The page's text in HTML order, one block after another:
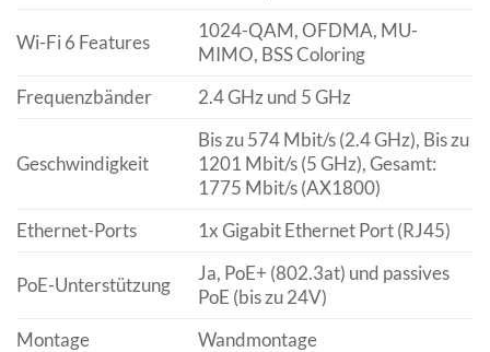
Wi-Fi 6 Features
1024-QAM, OFDMA, MU-
MIMO, BSS Coloring
Frequenzbänder
2.4 GHz und 5 GHz
Geschwindigkeit
Bis zu 574 Mbit/s (2.4 GHz), Bis zu
1201 Mbit/s (5 GHz), Gesamt:
1775 Mbit/s (AX1800)
Ethernet-Ports
1x Gigabit Ethernet Port (RJ45)
PoE-Unterstützung
Ja, PoE+ (802.3at) und passives
PoE (bis zu 24V)
Montage
Wandmontage